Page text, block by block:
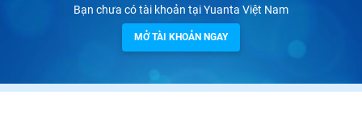
Bạn chưa có tài khoản tại Yuanta Việt Nam
MỞ TÀI KHOẢN NGAY